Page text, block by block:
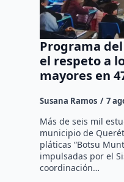
Programa
el respeto a
mayores en
Susana Ramos 7
Más de seis mil
municipio de
pláticas “Botsu
impulsadas por el
coordinación…